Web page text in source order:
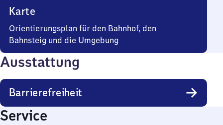
Karte
Orientierungsplan für den Bahnhof, den
Bahnsteig und die Umgebung
Ausstattung
Barrierefreiheit
Service